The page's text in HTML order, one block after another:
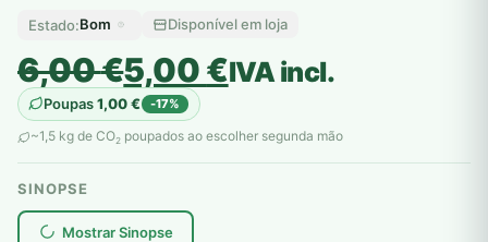
Estado:Bom Disponível em loja
6,00€
O
preço
original
era:
6,00 €.
5,00€
O
preço
atual
é:
5,00 €.
IVA incl.
Poupas1,00€ -17%
~1,5 kg de CO2 poupados ao escolher segunda mão
SINOPSE
Mostrar Sinopse
plantar árvores reais